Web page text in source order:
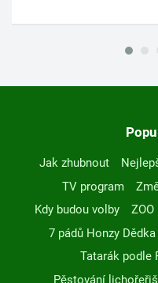
Jak zhubnout
TV program
Kdy budou volby
7 pádů Honzy Dědka
Tatarák podle
Pěstování